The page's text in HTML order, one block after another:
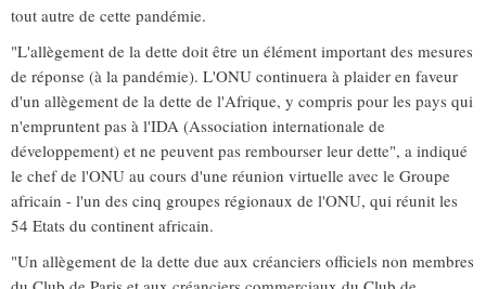
tout autre de cette pandémie.
"L'allègement de la dette doit être un élément important des mesures
de réponse (à la pandémie). L'ONU continuera à plaider en faveur
d'un allègement de la dette de l'Afrique, y compris pour les pays qui
n'empruntent pas à l'IDA (Association internationale de
développement) et ne peuvent pas rembourser leur dette", a indiqué
le chef de l'ONU au cours d'une réunion virtuelle avec le Groupe
africain - l'un des cinq groupes régionaux de l'ONU, qui réunit les
54 Etats du continent africain.
"Un allègement de la dette due aux créanciers officiels non membres